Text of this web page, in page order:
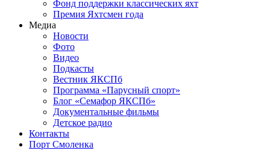
Фонд поддержки классических яхт
Премия Яхтсмен года
Медиа
Новости
Фото
Видео
Подкасты
Вестник ЯКСПб
Программа «Парусный спорт»
Блог «Семафор ЯКСПб»
Документальные фильмы
Детское радио
Контакты
Порт Смоленка